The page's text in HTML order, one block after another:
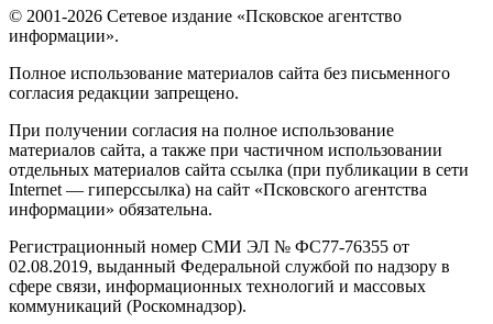
© 2001-2026 Сетевое издание «Псковское агентство
информации».
Полное использование материалов сайта без письменного
согласия редакции запрещено.
При получении согласия на полное использование
материалов сайта, а также при частичном использовании
отдельных материалов сайта ссылка (при публикации в сети
Internet — гиперссылка) на сайт «Псковского агентства
информации» обязательна.
Регистрационный номер СМИ ЭЛ № ФС77-76355 от
02.08.2019, выданный Федеральной службой по надзору в
сфере связи, информационных технологий и массовых
коммуникаций (Роскомнадзор).